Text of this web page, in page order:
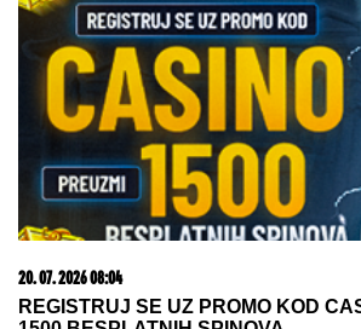
Marija (3) se igrala u dvorištu i samo
42 godine otac je pronašao,
gde je bila